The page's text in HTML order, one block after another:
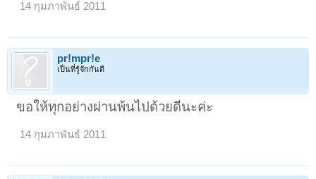
14 กุมภาพันธ์ 2011
pr!mpr!e
เป็นที่รู้จักกันดี
ขอให้ทุกอย่างผ่านพ้นไปด้วยดีนะค่ะ
14 กุมภาพันธ์ 2011